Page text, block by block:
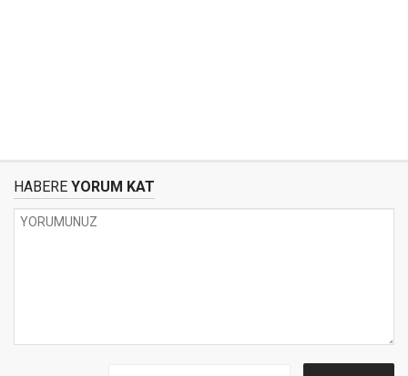
HABERE YORUM KAT